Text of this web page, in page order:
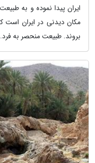
ایران پیدا نموده و به
مکان دیدنی در ایران است
بروند. طبیعت منحصر به